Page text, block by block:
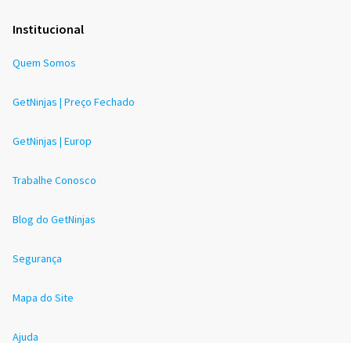
Institucional
Quem Somos
GetNinjas | Preço Fechado
GetNinjas | Europ
Trabalhe Conosco
Blog do GetNinjas
Segurança
Mapa do Site
Ajuda